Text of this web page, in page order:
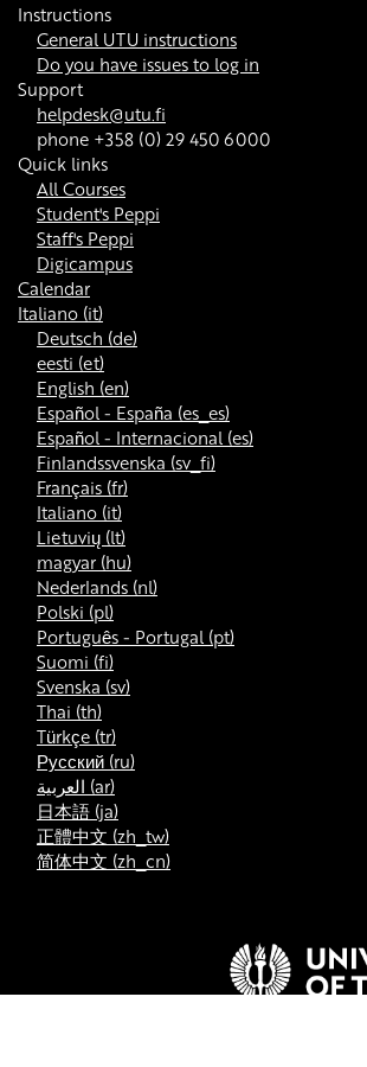
Instructions
General UTU instructions
Do you have issues to log in
Support
helpdesk@utu.fi
phone +358 (0) 29 450 6000
Quick links
All Courses
Student's Peppi
Staff's Peppi
Digicampus
Calendar
Italiano ‎(it)‎
Deutsch ‎(de)‎
eesti ‎(et)‎
English ‎(en)‎
Español - España ‎(es_es)‎
Español - Internacional ‎(es)‎
Finlandssvenska ‎(sv_fi)‎
Français ‎(fr)‎
Italiano ‎(it)‎
Lietuvių ‎(lt)‎
magyar ‎(hu)‎
Nederlands ‎(nl)‎
Polski ‎(pl)‎
Português - Portugal ‎(pt)‎
Suomi ‎(fi)‎
Svenska ‎(sv)‎
Thai ‎(th)‎
Türkçe ‎(tr)‎
Русский ‎(ru)‎
العربية ‎(ar)‎
日本語 ‎(ja)‎
正體中文 ‎(zh_tw)‎
简体中文 ‎(zh_cn)‎